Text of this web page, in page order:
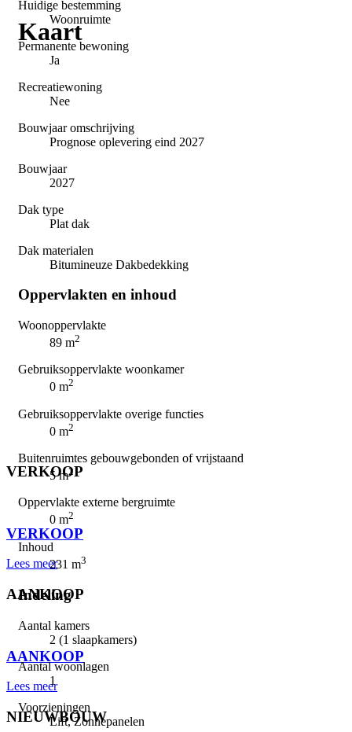
Huidige bestemming
Woonruimte
Permanente bewoning
Ja
Recreatiewoning
Nee
Bouwjaar omschrijving
Prognose oplevering eind 2027
Bouwjaar
2027
Dak type
Plat dak
Dak materialen
Bitumineuze Dakbedekking
Oppervlakten en inhoud
Woonoppervlakte
89 m2
Gebruiksoppervlakte woonkamer
0 m2
Gebruiksoppervlakte overige functies
0 m2
Buitenruimtes gebouwgebonden of vrijstaand
5 m2
Oppervlakte externe bergruimte
0 m2
Inhoud
231 m3
Indeling
Aantal kamers
2 (1 slaapkamers)
Aantal woonlagen
1
Voorzieningen
Lift, Zonnepanelen
Kaart
VERKOOP
VERKOOP
Lees meer
AANKOOP
AANKOOP
Lees meer
NIEUWBOUW